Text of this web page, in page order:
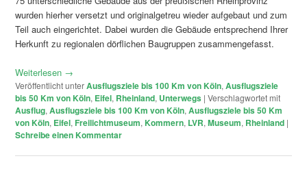
wurden hierher versetzt und originalgetreu wieder aufgebaut und zum
Teil auch eingerichtet. Dabei wurden die Gebäude entsprechend Ihrer
Herkunft zu regionalen dörflichen Baugruppen zusammengefasst.
Weiterlesen →
Veröffentlicht unterAusflugsziele bis 100 Km von Köln,Ausflugsziele
bis 50 Km von Köln, Eifel, Rheinland, Unterwegs |Verschlagwortet mit
Ausflug,Ausflugsziele bis 100 Km von Köln,Ausflugsziele bis 50 Km
von Köln, Eifel,Freilichtmuseum,Kommern, LVR,Museum, Rheinland |
Schreibe einen Kommentar